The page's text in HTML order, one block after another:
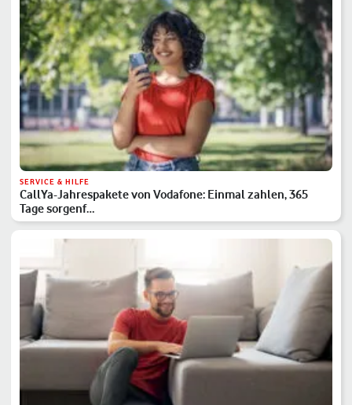
SERVICE & HILFE
CallYa-Jahrespakete von Vodafone: Einmal zahlen, 365
Tage sorgenf…